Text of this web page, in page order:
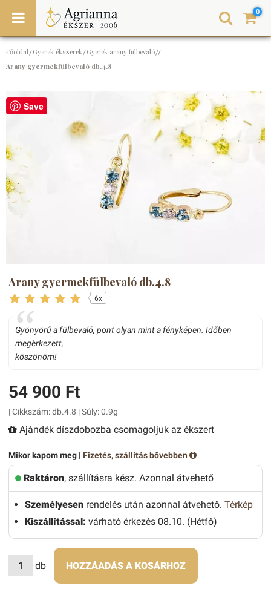
0
Főoldal/Gyerek ékszerek/Gyerek arany fülbevaló//
Arany gyermekfülbevaló db.4.8
Save
Arany gyermekfülbevaló db.4.8
6x
Gyönyörű a fülbevaló, pont olyan mint a fényképen. Időben
megèrkezett,
köszönöm!
54 900 Ft
| Cikkszám: db.4.8 | Súly: 0.9g
Ajándék díszdobozba csomagoljuk az ékszert
Mikor kapom meg | Fizetés, szállítás bővebben
Raktáron, szállításra kész. Azonnal átvehető
Személyesen rendelés után azonnal átvehető. Térkép
Kiszállítással: várható érkezés 08.10. (Hétfő)
db HOZZÁADÁS A KOSÁRHOZ